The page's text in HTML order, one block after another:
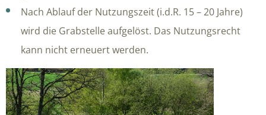
Nach Ablauf der Nutzungszeit (i.d.R. 15 – 20 Jahre)
wird die Grabstelle aufgelöst. Das Nutzungsrecht
kann nicht erneuert werden.